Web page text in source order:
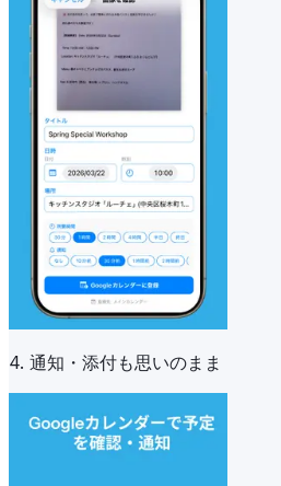
4. 通知・添付も思いのまま